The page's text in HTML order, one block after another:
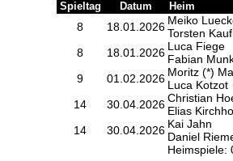
Spieltag Datum Heim
8 18.01.2026 Meiko
Torsten
8
18.01.2026 Luca Fiege
Fabian
9
01.02.2026 Moritz (*)
Luca Kotzot
14
30.04.2026 Christian
Elias
14
30.04.2026 Kai Jahn
Daniel
Heimspiele: